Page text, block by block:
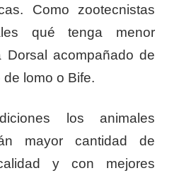
Como zootecnistas
qué tenga menor
Dorsal acompañado de
lomo o Bife.
los animales
mayor cantidad de
y con mejores